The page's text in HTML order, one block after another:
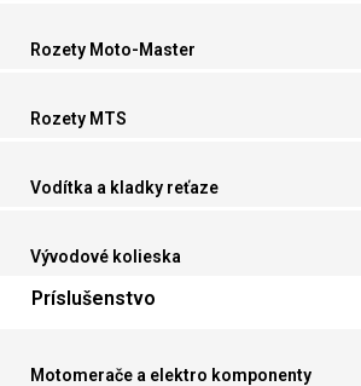
Rozety Moto-Master
Rozety MTS
Vodítka a kladky reťaze
Vývodové kolieska
Príslušenstvo
Motomerače a elektro komponenty